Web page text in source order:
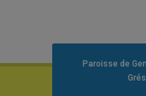
Paroisse de